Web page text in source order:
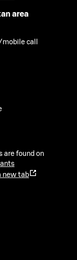
area
call
are found on
new tab